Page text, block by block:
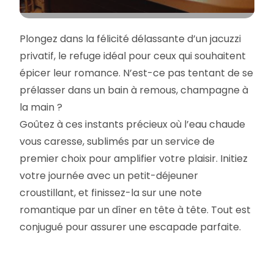
Plongez dans la félicité délassante d’un jacuzzi
privatif, le refuge idéal pour ceux qui souhaitent
épicer leur romance. N’est-ce pas tentant de se
prélasser dans un bain à remous, champagne à
la main ?
Goûtez à ces instants précieux où l’eau chaude
vous caresse, sublimés par un service de
premier choix pour amplifier votre plaisir. Initiez
votre journée avec un petit-déjeuner
croustillant, et finissez-la sur une note
romantique par un dîner en tête à tête. Tout est
conjugué pour assurer une escapade parfaite.